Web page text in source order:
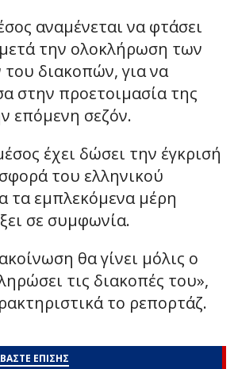
αναμένεται να φτάσει
την ολοκλήρωση των
του διακοπών, για να
στην προετοιμασία της
επόμενη σεζόν.
έχει δώσει την έγκρισή
του ελληνικού
τα εμπλεκόμενα μέρη
σε συμφωνία.
θα γίνει μόλις ο
τις διακοπές του»,
το ρεπορτάζ.
ΕΠΙΣΗΣ